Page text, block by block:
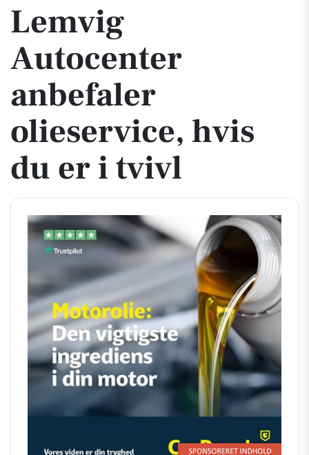
Lemvig
Autocenter
anbefaler
olieservice, hvis
du er i tvivl